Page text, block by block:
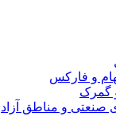
و فارکس
گمرک
و مناطق آزاد